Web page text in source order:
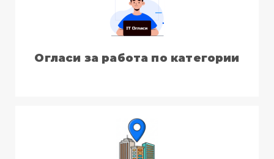
Огласи за работа по категории